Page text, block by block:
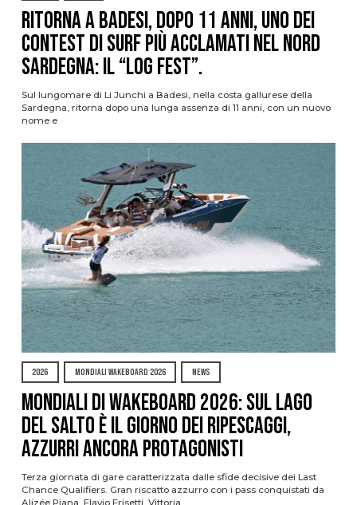
Ritorna a Badesi, dopo 11 anni, uno dei
contest di surf più acclamati nel nord
Sardegna: il “Log Fest”.
Sul lungomare di Li Junchi a Badesi, nella costa gallurese della
Sardegna, ritorna dopo una lunga assenza di 11 anni, con un nuovo
nome e
2026 MONDIALI WAKEBOARD 2026 NEWS
Mondiali di Wakeboard 2026: sul Lago
del Salto è il giorno dei ripescaggi,
azzurri ancora protagonisti
Terza giornata di gare caratterizzata dalle sfide decisive dei Last
Chance Qualifiers. Gran riscatto azzurro con i pass conquistati da
Alizée Piana, Flavio Frisetti, Vittoria